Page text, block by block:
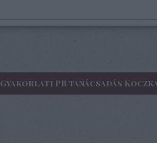
Gyakorlati PR tanácsadás